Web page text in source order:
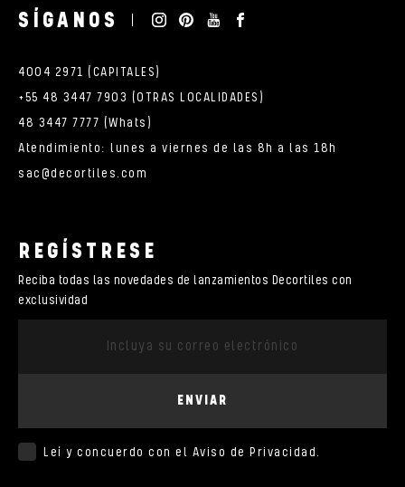
SÍGANOS
4004 2971 (CAPITALES)
+55 48 3447 7903 (OTRAS LOCALIDADES)
48 3447 7777 (Whats)
Atendimiento: lunes a viernes de las 8h a las 18h
sac@decortiles.com
REGÍSTRESE
Reciba todas las novedades de lanzamientos Decortiles con
exclusividad
ENVIAR
Leí y concuerdo con el Aviso de Privacidad.